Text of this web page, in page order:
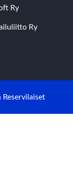
Ry
Ry
Reservilaiset